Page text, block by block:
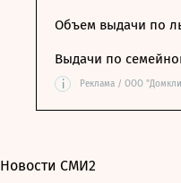
Объем выдачи по
Выдачи по
i Реклама / ООО
Новости СМИ2